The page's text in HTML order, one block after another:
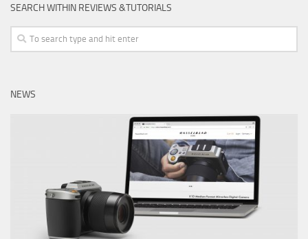
SEARCH WITHIN REVIEWS &TUTORIALS
NEWS